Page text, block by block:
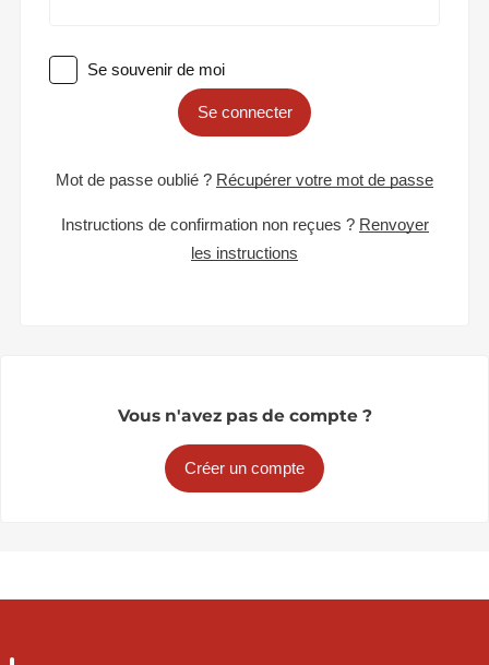
Se souvenir de moi
Se connecter
Mot de passe oublié ? Récupérer votre mot de passe
Instructions de confirmation non reçues ? Renvoyer
les instructions
Vous n'avez pas de compte ?
Créer un compte